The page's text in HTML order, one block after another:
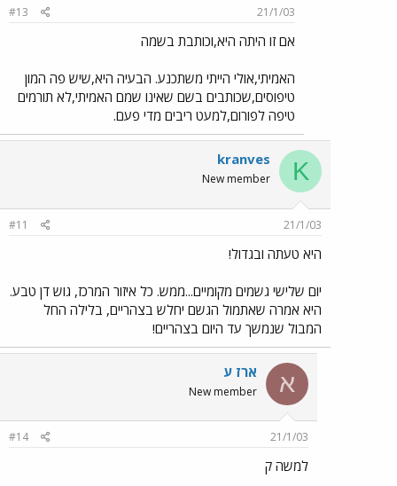
21/1/03
#13
אם זו היתה היא,וכותבת בשמה
האמיתי,אולי הייתי משתכנע. הבעיה היא,שיש פה המון
טיפוסים,שכותבים בשם שאינו שמם האמיתי,לא תורמים
טיפה לפורום,למעט ריבים מדי פעם.
K
kranves
New member
21/1/03
#11
היא טעתה ובגדול!
יום שלישי גשמים מקומיים...ממש. כל איזור המרכז, גוש דן טבע.
היא אמרה שאתמול הגשם יחלש בצהריים, בלילה החל
המבול שנמשך עד היום בצהריים!
א ארז ע
New member
21/1/03
#14
למשה ק